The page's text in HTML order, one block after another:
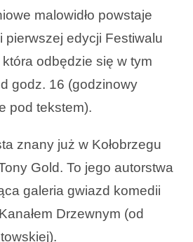
malowidło powstaje
pierwszej edycji Festiwalu
odbędzie się w tym
godz. 16 (godzinowy
pod tekstem).
znany już w Kołobrzegu
Gold. To jego autorstwa
galeria gwiazd komedii
Drzewnym (od